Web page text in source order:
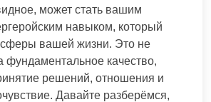
может стать вашим
навыком, который
сферы вашей жизни. Это не
фундаментальное качество,
решений, отношения и
Давайте разберёмся,